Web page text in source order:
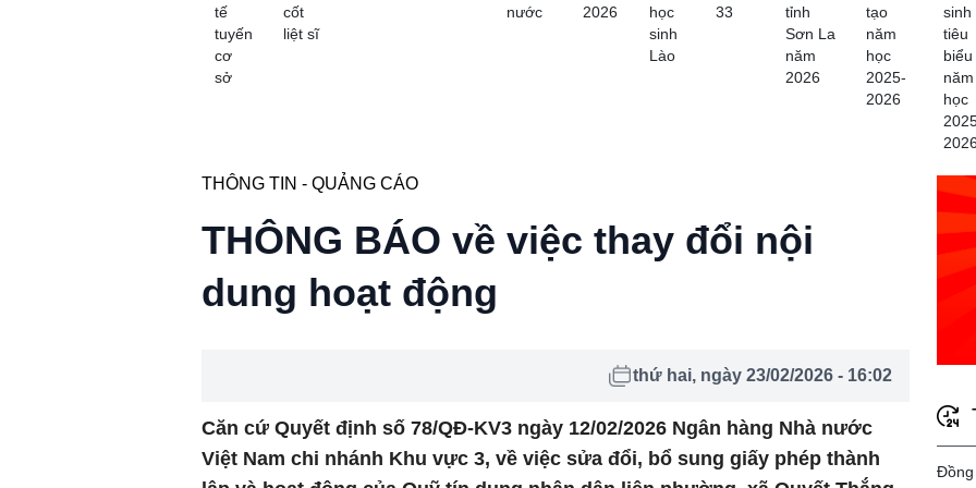
tế
tuyến
cơ
sở
cốt
liệt sĩ
nước 2026
học
sinh
Lào
33
tỉnh
Sơn La
năm
2026
tạo
năm
học
2025-
2026
sinh
tiêu
biểu
năm
học
THÔNG TIN - QUẢNG CÁO
THÔNG BÁO về việc thay đổi nội
dung hoạt động
thứ hai, ngày 23/02/2026 - 16:02
Căn cứ Quyết định số 78/QĐ-KV3 ngày 12/02/2026 Ngân hàng Nhà nước
Việt Nam chi nhánh Khu vực 3, về việc sửa đổi, bổ sung giấy phép thành
Đồng